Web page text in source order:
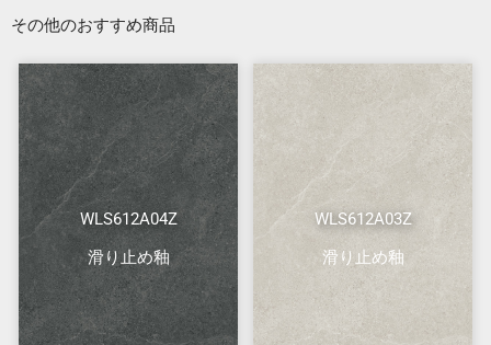
その他のおすすめ商品
WLS612A04Z
滑り止め釉
WLS612A03Z
滑り止め釉